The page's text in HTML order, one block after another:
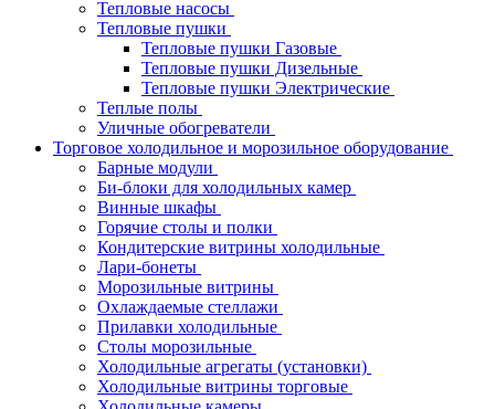
Тепловые насосы
Тепловые пушки
Тепловые пушки Газовые
Тепловые пушки Дизельные
Тепловые пушки Электрические
Теплые полы
Уличные обогреватели
Торговое холодильное и морозильное оборудование
Барные модули
Би-блоки для холодильных камер
Винные шкафы
Горячие столы и полки
Кондитерские витрины холодильные
Лари-бонеты
Морозильные витрины
Охлаждаемые стеллажи
Прилавки холодильные
Столы морозильные
Холодильные агрегаты (установки)
Холодильные витрины торговые